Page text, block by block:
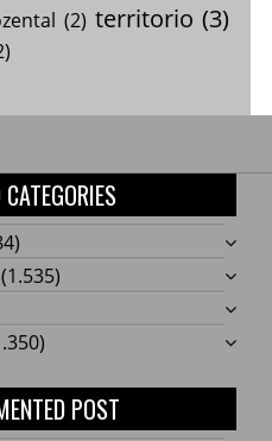
(2) territorio (3)
(1.535)
POST